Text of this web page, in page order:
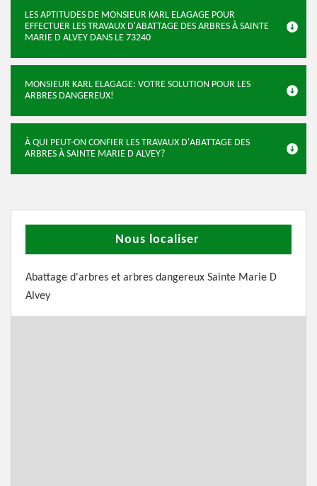
LES APTITUDES DE MONSIEUR KARL ELAGAGE POUR
EFFECTUER LES TRAVAUX D'ABATTAGE DES ARBRES À SAINTE
MARIE D ALVEY DANS LE 73240
MONSIEUR KARL ELAGAGE: VOTRE SOLUTION POUR LES
ARBRES DANGEREUX!
À QUI PEUT-ON CONFIER LES TRAVAUX D'ABATTAGE DES
ARBRES À SAINTE MARIE D ALVEY?
Nous localiser
Abattage d'arbres et arbres dangereux Sainte Marie D
Alvey